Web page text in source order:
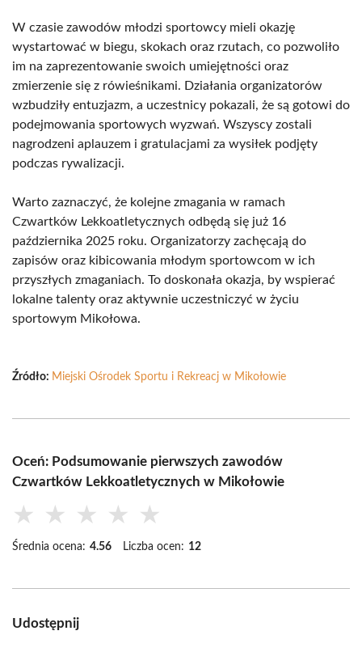
W czasie zawodów młodzi sportowcy mieli okazję
wystartować w biegu, skokach oraz rzutach, co pozwoliło
im na zaprezentowanie swoich umiejętności oraz
zmierzenie się z rówieśnikami. Działania organizatorów
wzbudziły entuzjazm, a uczestnicy pokazali, że są gotowi do
podejmowania sportowych wyzwań. Wszyscy zostali
nagrodzeni aplauzem i gratulacjami za wysiłek podjęty
podczas rywalizacji.
Warto zaznaczyć, że kolejne zmagania w ramach
Czwartków Lekkoatletycznych odbędą się już 16
października 2025 roku. Organizatorzy zachęcają do
zapisów oraz kibicowania młodym sportowcom w ich
przyszłych zmaganiach. To doskonała okazja, by wspierać
lokalne talenty oraz aktywnie uczestniczyć w życiu
sportowym Mikołowa.
Źródło: Miejski Ośrodek Sportu i Rekreacj w Mikołowie
Oceń: Podsumowanie pierwszych zawodów
Czwartków Lekkoatletycznych w Mikołowie
★ ★ ★ ★ ★
Średnia ocena: 4.56 Liczba ocen: 12
Udostępnij